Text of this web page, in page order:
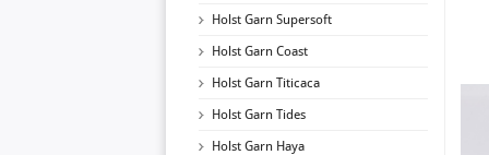
Holst Garn Supersoft
Holst Garn Coast
Holst Garn Titicaca
Holst Garn Tides
Holst Garn Haya